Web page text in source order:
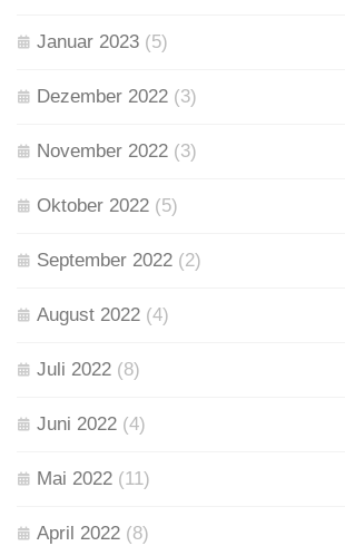
Januar 2023 (5)
Dezember 2022 (3)
November 2022 (3)
Oktober 2022 (5)
September 2022 (2)
August 2022 (4)
Juli 2022 (8)
Juni 2022 (4)
Mai 2022 (11)
April 2022 (8)